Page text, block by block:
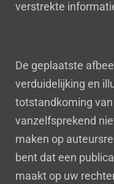
verstrekte
De geplaatste
verduidelijking en
totstandkoming
vanzelfsprekend
maken op
bent dat een
maakt op uw